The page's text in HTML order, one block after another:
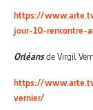
https://
jour-10-rencontre-
Orléansde Virgil
https://
vernier/